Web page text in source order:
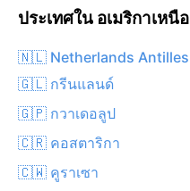
ประเทศใน อเมริกาเหนือ
🇳🇱 Netherlands Antilles
🇬🇱 กรีนแลนด์
🇬🇵 กวาเดอลูป
🇨🇷 คอสตาริกา
🇨🇼 คูราเซา